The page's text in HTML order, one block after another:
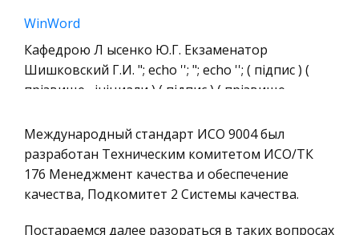
Военная кафедра
Социология
Страховое право
Экономика и Финансы
Химия
Металлургия
Микроэкономика, экономика предприятия,
WinWord
Кафедрою Л ысенко Ю.Г. Екзаменатор
Шишковский Г.И. "; echo ''; "; echo ''; ( підпис ) (
прізвище , ініциали ) ( підпис ) ( прізвище ,
вищого навч
Ценовая политика и экономическое
обоснование потока по пошиву женского
комплекта
Международный стандарт ИСО 9004 был
разработан Техническим комитетом ИСО/ТК
176 Менеджмент качества и обеспечение
качества, Подкомитет 2 Системы качества.
Постараемся далее разораться в таких вопросах